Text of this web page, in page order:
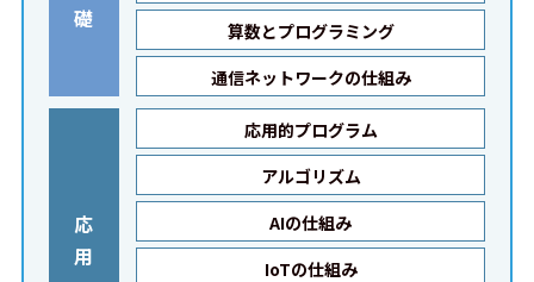
礎
算数とプログラミング
通信ネットワークの仕組み
応
用
応用的プログラム
アルゴリズム
AIの仕組み
IoTの仕組み